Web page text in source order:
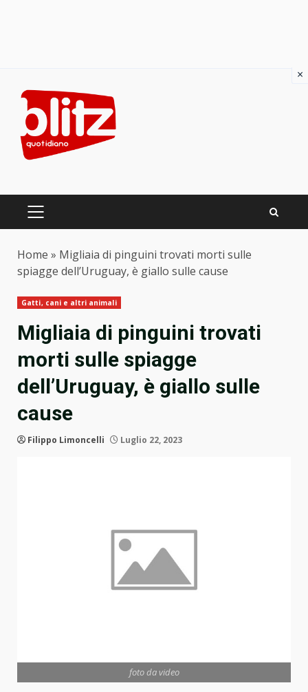
content
PRIMARY
Home » Migliaia di pinguini trovati morti sulle
spiagge dell’Uruguay, è giallo sulle cause
Gatti, cani e altri animali
Migliaia di pinguini trovati
morti sulle spiagge
dell’Uruguay, è giallo sulle
cause
Filippo Limoncelli Luglio 22, 2023
foto da video
×